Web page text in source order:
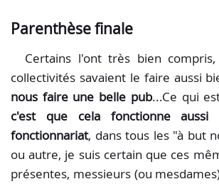
Parenthèse finale
Certains l'ont très bien
collectivités savaient le faire aussi
nous faire une belle pub...Ce qui
c'est que cela fonctionne
fonctionnariat, dans tous les "à but
ou autre, je suis certain que ces
présentes, messieurs (ou